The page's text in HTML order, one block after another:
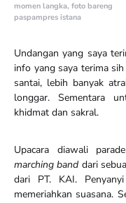
momen langka, foto bareng
paspampres istana
Undangan yang saya
info yang saya terima
santai, lebih banyak
longgar. Sementara
khidmat dan sakral.
Upacara diawali
marching band dari
dari PT. KAI.
memeriahkan suasana.